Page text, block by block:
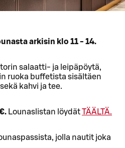
arkisin klo 11 - 14.
salaatti- ja leipäpöytä,
ruoka buffetista sisältäen
kahvi ja tee.
Lounaslistan löydätTÄÄLTÄ.
jolla nautit joka